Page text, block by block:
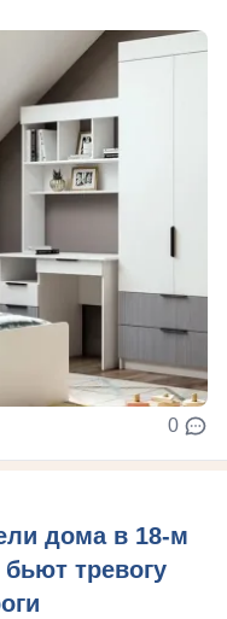
0
дома в 18‑м
тревогу